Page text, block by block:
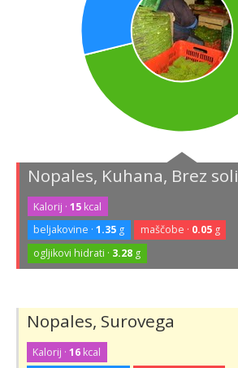
Nopales, Kuhana, Brez soli
Kalorij ·15 kcal
beljakovine ·1.35 g maščobe · 0.05g
ogljikovi hidrati · 3.28 g
Nopales, Surovega
Kalorij ·16 kcal